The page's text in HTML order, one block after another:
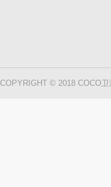
COPYRIGHT © 2018 COCO